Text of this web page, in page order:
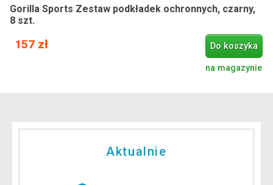
Gorilla Sports Zestaw podkładek ochronnych, czarny,
8 szt.
157 zł Do koszyka
na magazynie
Aktualnie